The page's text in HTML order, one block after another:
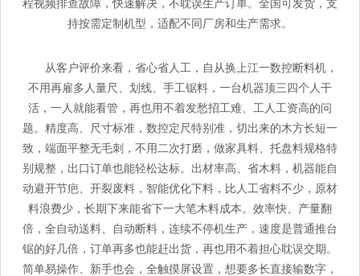
程视频排查故障，快速解决，不耽误生产订单。全国可发货，支
持按需定制机型，适配不同厂房和生产需求。
从客户评价来看，省心省人工，自从换上江一数控断料机，
不用再雇多人量尺、划线、手工锯料，一台机器顶三四个人干
活，一人就能看管，再也用不着发愁招工难、工人工资高的问
题。精度高、尺寸标准，数控定尺特别准，切出来的木方长短一
致，端面平整无毛刺，不用二次打磨，做家具料、托盘料规格特
别规整，出口订单也能轻松达标。出材率高、省木料，机器能自
动避开节疤、开裂废料，智能优化下料，比人工省料不少，原材
料浪费少，长期下来能省下一大笔木料成本。效率快、产量翻
倍，全自动送料、自动断料，连续不停机生产，速度是普通推台
锯的好几倍，订单再多也能赶出货，再也用不着担心耽误交期。
简单易操作、新手也会，全触摸屏设置，想要多长直接输数字，